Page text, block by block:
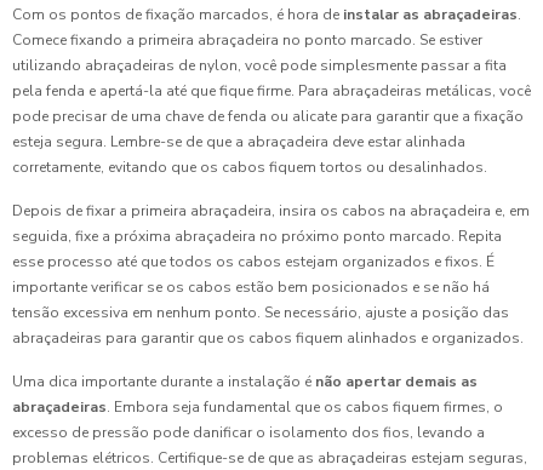
Com os pontos de fixação marcados, é hora de instalar as abraçadeiras.
Comece fixando a primeira abraçadeira no ponto marcado. Se estiver
utilizando abraçadeiras de nylon, você pode simplesmente passar a fita
pela fenda e apertá-la até que fique firme. Para abraçadeiras metálicas, você
pode precisar de uma chave de fenda ou alicate para garantir que a fixação
esteja segura. Lembre-se de que a abraçadeira deve estar alinhada
corretamente, evitando que os cabos fiquem tortos ou desalinhados.
Depois de fixar a primeira abraçadeira, insira os cabos na abraçadeira e, em
seguida, fixe a próxima abraçadeira no próximo ponto marcado. Repita
esse processo até que todos os cabos estejam organizados e fixos. É
importante verificar se os cabos estão bem posicionados e se não há
tensão excessiva em nenhum ponto. Se necessário, ajuste a posição das
abraçadeiras para garantir que os cabos fiquem alinhados e organizados.
Uma dica importante durante a instalação é não apertar demais as
abraçadeiras. Embora seja fundamental que os cabos fiquem firmes, o
excesso de pressão pode danificar o isolamento dos fios, levando a
problemas elétricos. Certifique-se de que as abraçadeiras estejam seguras,